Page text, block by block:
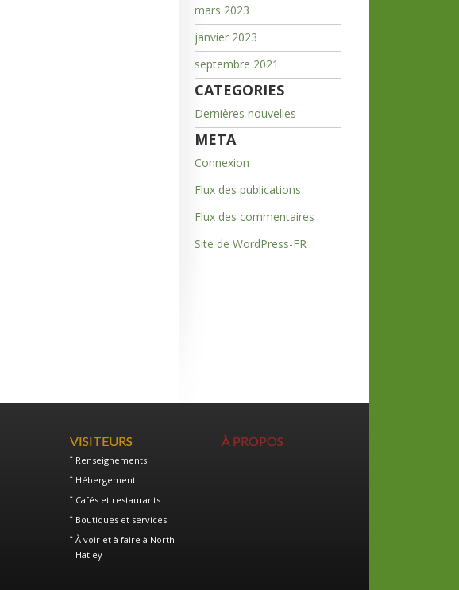
mars 2023
janvier 2023
septembre 2021
CATEGORIES
Dernières nouvelles
META
Connexion
Flux des publications
Flux des commentaires
Site de WordPress-FR
VISITEURS
Renseignements
Hébergement
Cafés et restaurants
Boutiques et services
À voir et à faire à North
Hatley
À PROPOS